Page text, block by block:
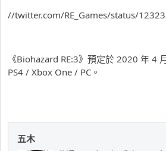
//twitter.com/RE_Games/status/
《Biohazard RE:3》預定於 2020 年 4
PS4 / Xbox One / PC。
五木